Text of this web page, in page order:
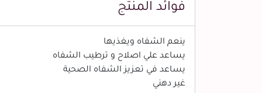
فوائد المنتج
ينعم الشفاه ويغذيها
يساعد علي اصلاح و ترطيب الشفاه
يساعد في تعزيز الشفاه الصحية
غير دهني